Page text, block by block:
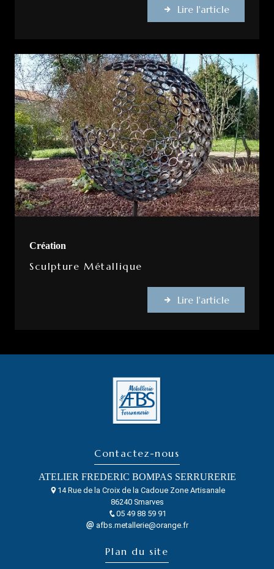
Lire l'article
Création
Sculpture Métallique
Lire l'article
Contactez-nous
ATELIER FREDERIC BOMPAS SERRURERIE
14 Rue de la Croix de la Cadoue Zone Artisanale
86240 Smarves
05 49 88 59 91
afbs.metallerie@orange.fr
Plan du site